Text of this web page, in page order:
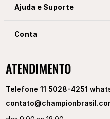
Ajuda e Suporte
Conta
ATENDIMENTO
Telefone 11 5028-4251